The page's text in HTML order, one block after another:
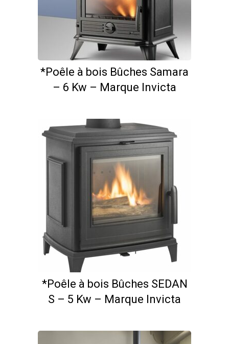
*Poêle à bois Bûches Samara
– 6 Kw – Marque Invicta
*Poêle à bois Bûches SEDAN
S – 5 Kw – Marque Invicta